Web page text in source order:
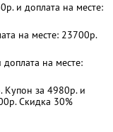
и доплата на месте:
на месте: 23700р.
на месте:
за 4980р. и
Скидка 30%